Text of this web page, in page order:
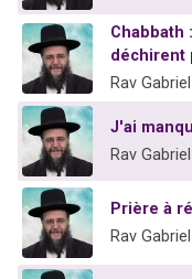
Chabbath
déchirent
Rav
J'ai
Rav
Prière à
Rav